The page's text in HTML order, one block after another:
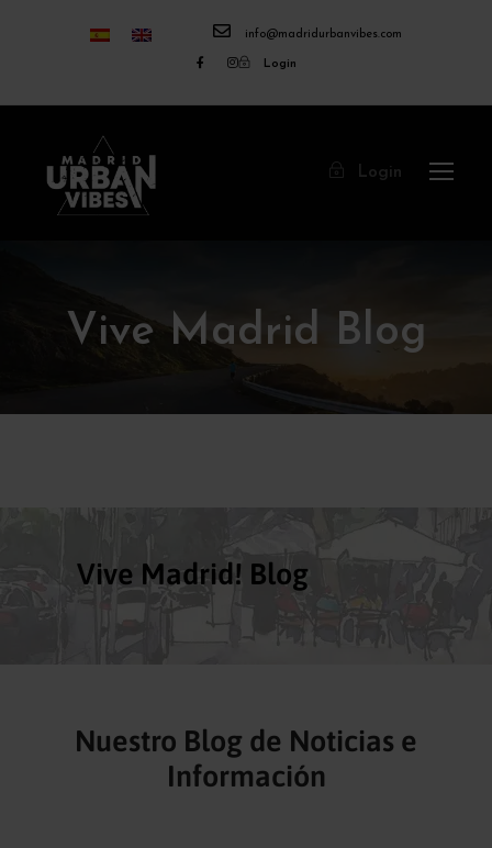
info@madridurbanvibes.com
Login
Login
Vive Madrid Blog
Vive Madrid! Blog
Nuestro Blog de Noticias e
Información